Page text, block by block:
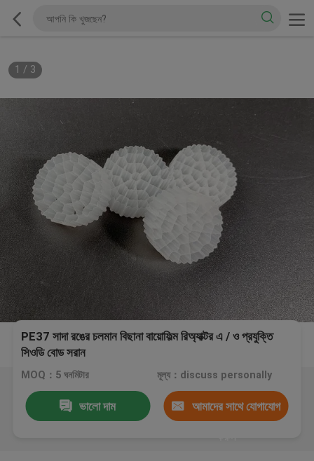
1 / 3
PE37 সাদা রঙের চলমান বিছানা বায়োফিল্ম রিঅ্যাক্টর এ / ও প্রযুক্তি
সিওডি বোড সরান
MOQ：5 ঘনমিটার মূল্য：discuss personally
ভালো দাম আমাদের সাথে যোগাযোগ